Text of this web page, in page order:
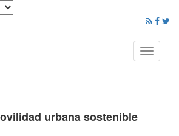
Toggle
urbana sostenible